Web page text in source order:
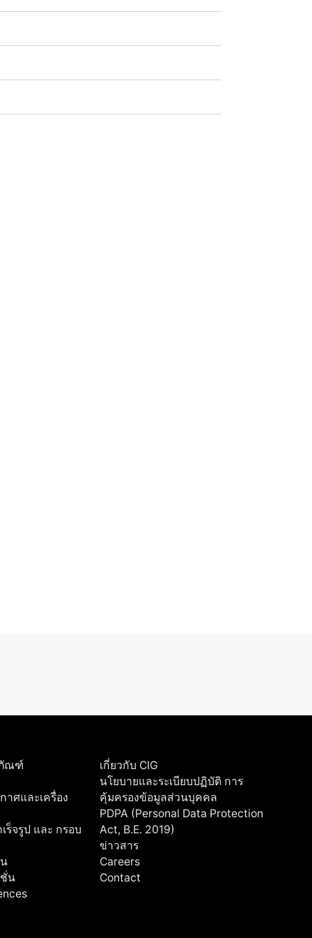
ณฑ์
าศและเครื่อง
ร็จรูป และ กรอบ
น
เกี่ยวกับ CIG
นโยบายและระเบียบปฏิบัติ การ
คุ้มครองข้อมูลส่วนบุคคล
PDPA (Personal Data Protection
Act, B.E. 2019)
ข่าวสาร
Careers
Contact